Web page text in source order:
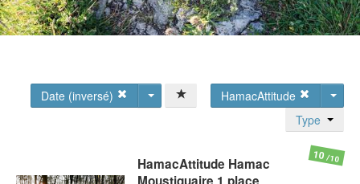
Date (inversé)
HamacAttitude
Type
HamacAttitude Hamac
10/10